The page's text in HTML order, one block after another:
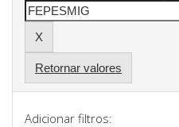
Retornar valores
Adicionar filtros: